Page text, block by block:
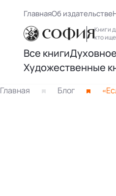
ГлавнаяОб издательстве
Книги
кто
Все книги
Нью
Художественные
Книги Карлоса
Главная Блог